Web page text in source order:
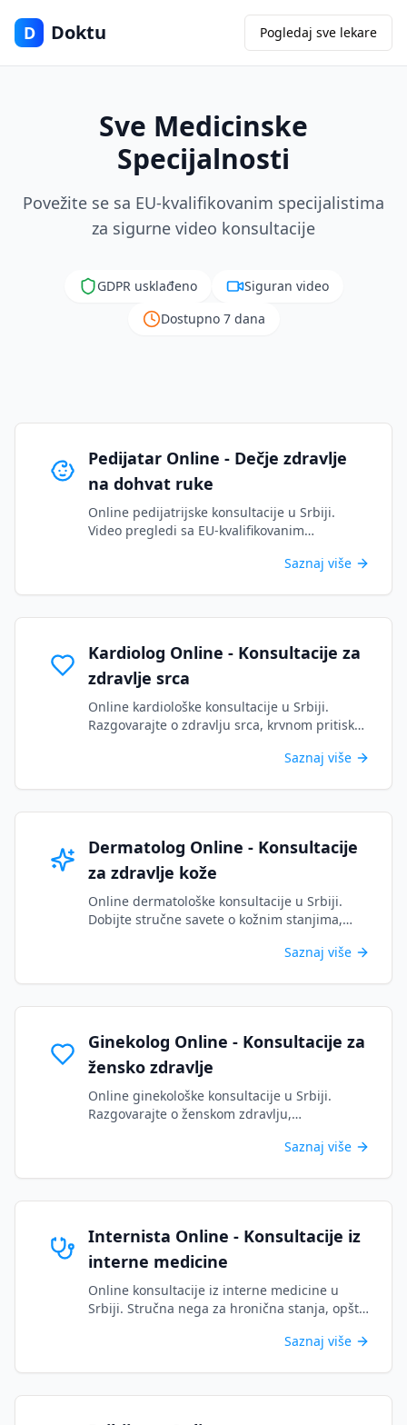
D Doktu Pogledaj sve lekare
Sve Medicinske
Specijalnosti
Povežite se sa EU-kvalifikovanim specijalistima
za sigurne video konsultacije
GDPR usklađeno
Siguran video
Dostupno 7 dana
Pedijatar Online - Dečje zdravlje
na dohvat ruke
Online pedijatrijske konsultacije u Srbiji.
Video pregledi sa EU-kvalifikovanim
Saznaj više
Kardiolog Online - Konsultacije za
zdravlje srca
Online kardiološke konsultacije u Srbiji.
Razgovarajte o zdravlju srca, krvnom pritisku i
Saznaj više
Dermatolog Online - Konsultacije
za zdravlje kože
Online dermatološke konsultacije u Srbiji.
Dobijte stručne savete o kožnim stanjima,
Saznaj više
Ginekolog Online - Konsultacije za
žensko zdravlje
Online ginekološke konsultacije u Srbiji.
Razgovarajte o ženskom zdravlju,
više sa licenciranim specijalistim...Saznaj više
Internista Online - Konsultacije iz
interne medicine
Online konsultacije iz interne medicine u
Srbiji. Stručna nega za hronična stanja, opšte
Saznaj više